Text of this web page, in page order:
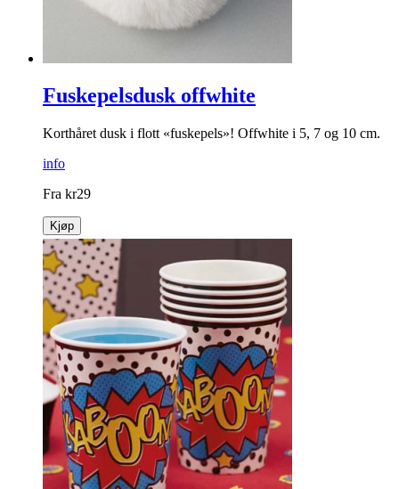
Fuskepelsdusk offwhite
Korthåret dusk i flott «fuskepels»! Offwhite i 5, 7 og 10 cm.
info
Fra kr29
Kjøp